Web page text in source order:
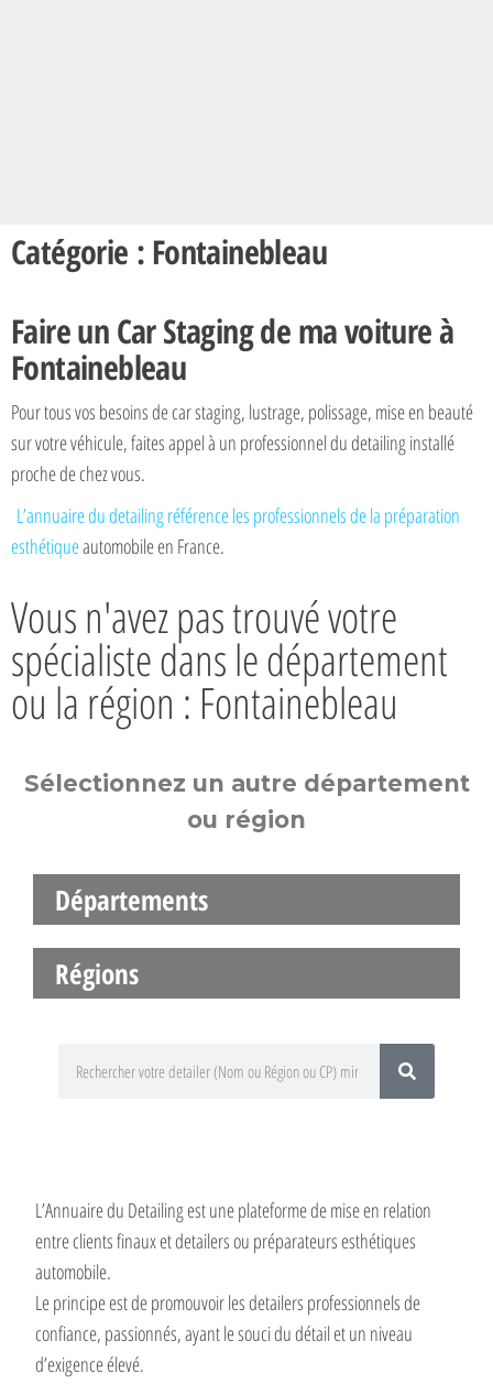
Catégorie : Fontainebleau
Faire un Car Staging de ma voiture à
Fontainebleau
Pour tous vos besoins de car staging, lustrage, polissage, mise en beauté
sur votre véhicule, faites appel à un professionnel du detailing installé
proche de chez vous.
L’annuaire du detailing référence les professionnels de la préparation
esthétiqueautomobile en France.
Vous n'avez pas trouvé votre
spécialiste dans le département
ou la région : Fontainebleau
Sélectionnez un autre département
ou région
Départements
Régions
L’Annuaire du Detailing est une plateforme de mise en relation
entre clients finaux et detailers ou préparateurs esthétiques
automobile.
Le principe est de promouvoir les detailers professionnels de
confiance, passionnés, ayant le souci du détail et un niveau
d’exigence élevé.